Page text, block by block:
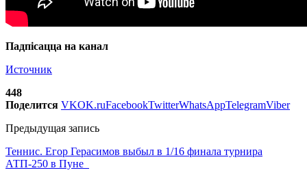
Падпісацца на канал
Источник
448
Поделится VKOK.ruFacebookTwitterWhatsAppTelegramViber
Предыдущая запись
Теннис. Егор Герасимов выбыл в 1/16 финала турнира
АТП-250 в Пуне